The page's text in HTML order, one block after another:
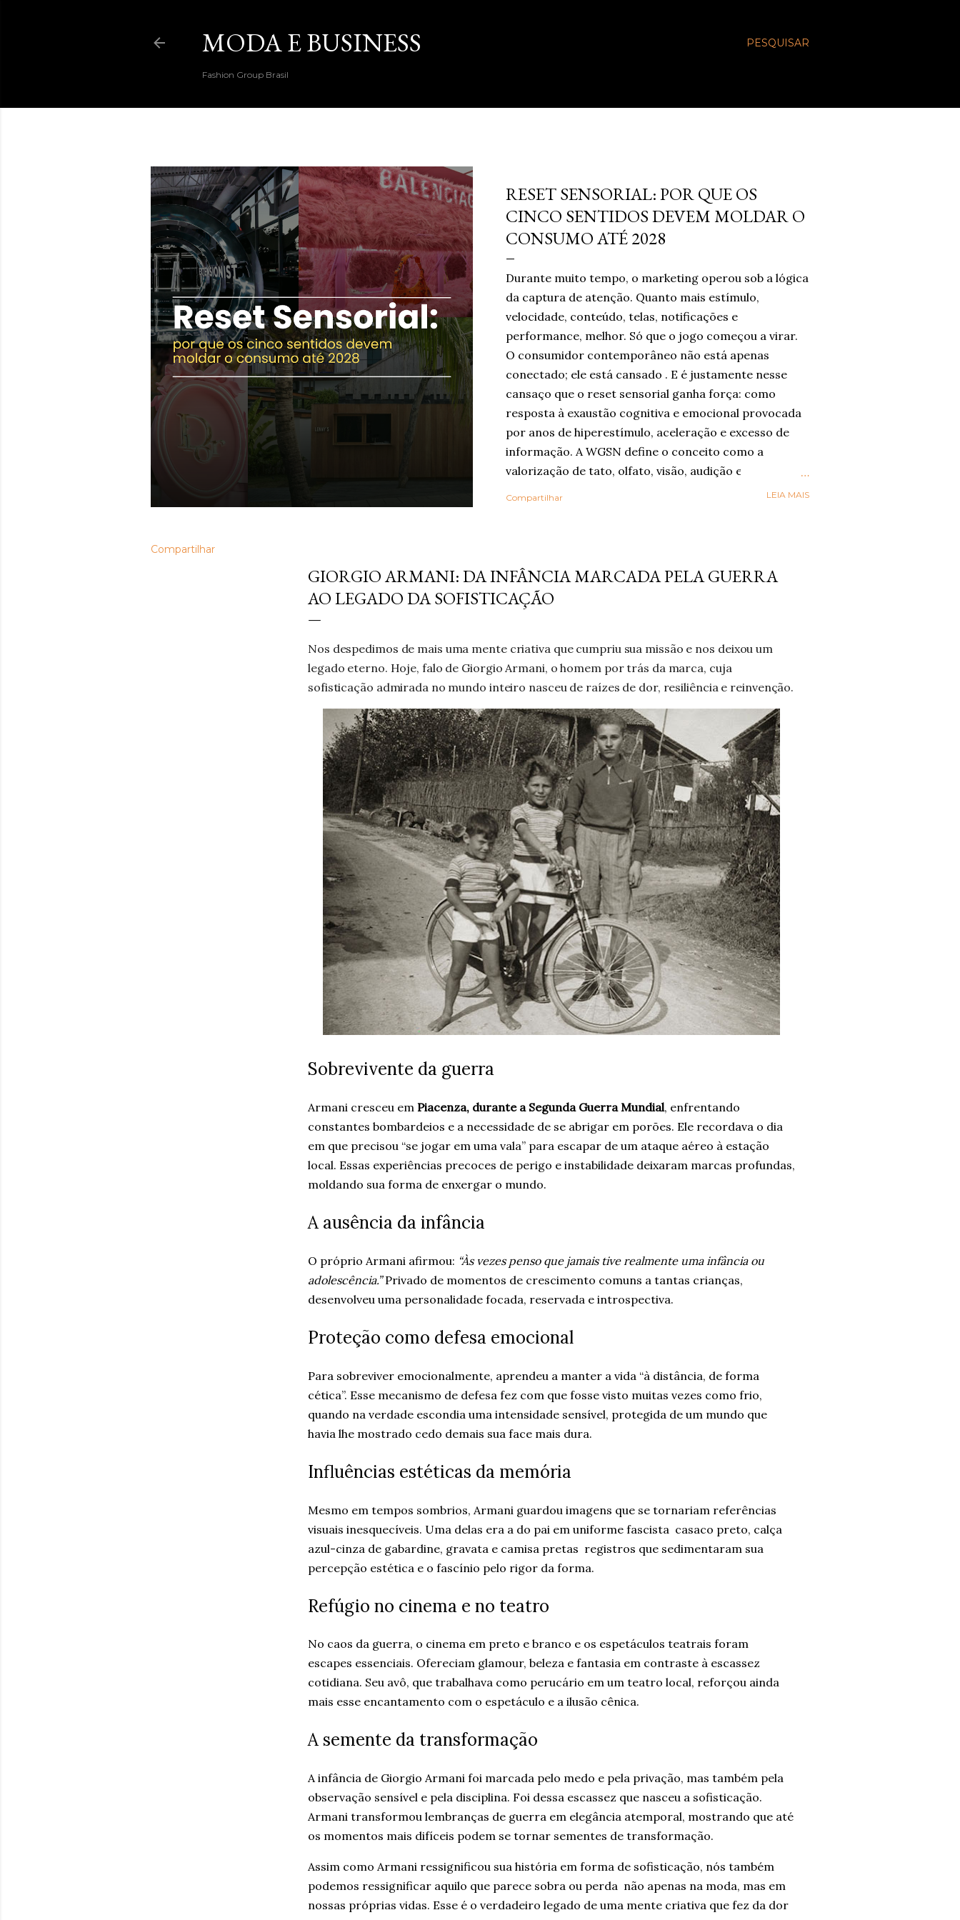
PESQUISAR
MODA E BUSINESS
Fashion Group Brasil
RESET SENSORIAL: POR QUE OS
CINCO SENTIDOS DEVEM MOLDAR O
CONSUMO ATÉ 2028
Durante muito tempo, o marketing operou sob a lógica
da captura de atenção. Quanto mais estímulo,
velocidade, conteúdo, telas, notificações e
performance, melhor. Só que o jogo começou a virar.
O consumidor contemporâneo não está apenas
conectado; ele está cansado . E é justamente nesse
cansaço que o reset sensorial ganha força: como
resposta à exaustão cognitiva e emocional provocada
por anos de hiperestímulo, aceleração e excesso de
informação. A WGSN define o conceito como a
valorização de tato, olfato, visão, audição e paladar
como ferramentas de bem-estar, presença e conexão .
Life Trends 2025 , descreve o movimento de Social
Rewilding , segundo o qual as pessoas buscam mais
profundidade, autenticidade e riqueza sensorial nas
atribuíram sua experiência mais prazerosa da última
se...
Compartilhar LEIA MAIS
Compartilhar
GIORGIO ARMANI: DA INFÂNCIA MARCADA PELA GUERRA
AO LEGADO DA SOFISTICAÇÃO
Nos despedimos de mais uma mente criativa que cumpriu sua missão e nos deixou um
legado eterno. Hoje, falo de Giorgio Armani, o homem por trás da marca, cuja
sofisticação admirada no mundo inteiro nasceu de raízes de dor, resiliência e reinvenção.
Sobrevivente da guerra
Armani cresceu em Piacenza, durante a Segunda Guerra Mundial, enfrentando
constantes bombardeios e a necessidade de se abrigar em porões. Ele recordava o dia
em que precisou “se jogar em uma vala” para escapar de um ataque aéreo à estação
local. Essas experiências precoces de perigo e instabilidade deixaram marcas profundas,
moldando sua forma de enxergar o mundo.
A ausência da infância
O próprio Armani afirmou: “Às vezes penso que jamais tive realmente uma infância ou
adolescência.”Privado de momentos de crescimento comuns a tantas crianças,
desenvolveu uma personalidade focada, reservada e introspectiva.
Proteção como defesa emocional
Para sobreviver emocionalmente, aprendeu a manter a vida “à distância, de forma
cética”. Esse mecanismo de defesa fez com que fosse visto muitas vezes como frio,
quando na verdade escondia uma intensidade sensível, protegida de um mundo que
havia lhe mostrado cedo demais sua face mais dura.
Influências estéticas da memória
Mesmo em tempos sombrios, Armani guardou imagens que se tornariam referências
visuais inesquecíveis. Uma delas era a do pai em uniforme fascista casaco preto, calça
azul-cinza de gabardine, gravata e camisa pretas registros que sedimentaram sua
percepção estética e o fascínio pelo rigor da forma.
Refúgio no cinema e no teatro
No caos da guerra, o cinema em preto e branco e os espetáculos teatrais foram
escapes essenciais. Ofereciam glamour, beleza e fantasia em contraste à escassez
cotidiana. Seu avô, que trabalhava como perucário em um teatro local, reforçou ainda
mais esse encantamento com o espetáculo e a ilusão cênica.
A semente da transformação
A infância de Giorgio Armani foi marcada pelo medo e pela privação, mas também pela
observação sensível e pela disciplina. Foi dessa escassez que nasceu a sofisticação.
Armani transformou lembranças de guerra em elegância atemporal, mostrando que até
os momentos mais difíceis podem se tornar sementes de transformação.
Assim como Armani ressignificou sua história em forma de sofisticação, nós também
podemos ressignificar aquilo que parece sobra ou perda não apenas na moda, mas em
nossas próprias vidas. Esse é o verdadeiro legado de uma mente criativa que fez da dor